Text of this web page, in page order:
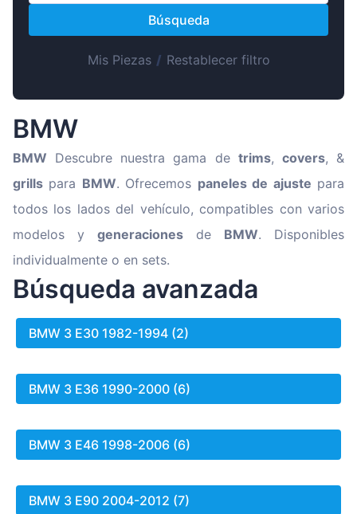
Magyar
Lietuvių
Hrvatski
Slovenčina
Búsqueda
Mis Piezas/ Restablecer filtro
BMW
BMW Descubre nuestra gama de trims, covers, &
grills para BMW. Ofrecemos paneles de ajuste para
todos los lados del vehículo, compatibles con varios
modelos y generaciones de BMW. Disponibles
individualmente o en sets.
Búsqueda avanzada
BMW 3 E30 1982-1994 (2)
BMW 3 E36 1990-2000 (6)
BMW 3 E46 1998-2006 (6)
BMW 3 E90 2004-2012 (7)